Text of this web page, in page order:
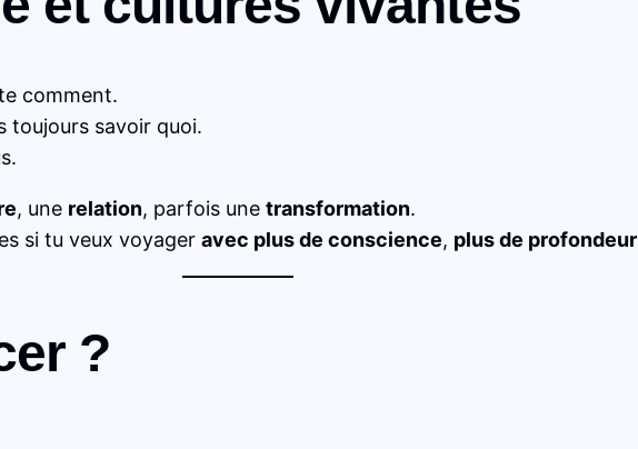
comment.
toujours savoir quoi.
, une relation, parfois une transformation.
si tu veux voyager avec plus de conscience, plus de profondeur
?